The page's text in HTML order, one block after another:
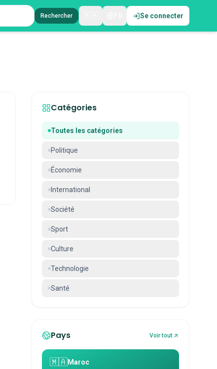
Rechercher Se connecter
Catégories
Toutes les catégories
Politique
Économie
International
Société
Sport
Culture
Technologie
Santé
Pays Voir tout
🇲🇦Maroc